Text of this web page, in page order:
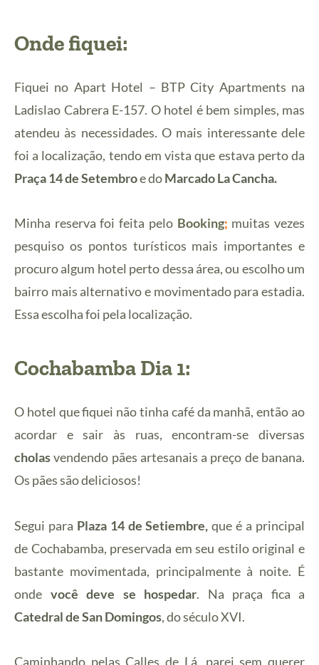
Onde fiquei:
Fiquei no Apart Hotel – BTP City Apartments na
Ladislao Cabrera E-157. O hotel é bem simples, mas
atendeu às necessidades. O mais interessante dele
foi a localização, tendo em vista que estava perto da
Praça 14 de Setembroe doMarcado La Cancha.
Minha reserva foi feita pelo Booking; muitas vezes
pesquiso os pontos turísticos mais importantes e
procuro algum hotel perto dessa área, ou escolho um
bairro mais alternativo e movimentado para estadia.
Essa escolha foi pela localização.
Cochabamba Dia 1:
O hotel que fiquei não tinha café da manhã, então ao
acordar e sair às ruas, encontram-se diversas
cholasvendendo pães artesanais a preço de banana.
Os pães são deliciosos!
Segui para Plaza 14 de Setiembre,que é a principal
de Cochabamba, preservada em seu estilo original e
bastante movimentada, principalmente à noite. É
onde você deve se hospedar. Na praça fica a
Catedral de San Domingos, do século XVI.
Caminhando pelas Calles de Lá, parei sem querer